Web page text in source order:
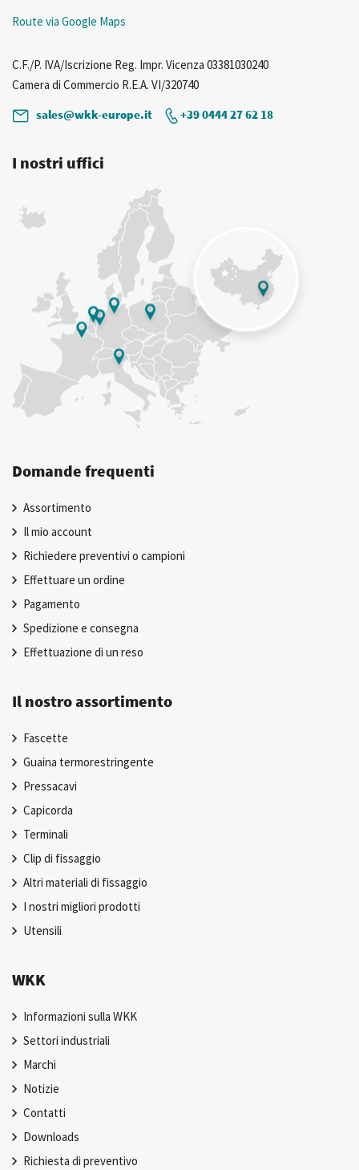
Route via Google Maps
C.F./P. IVA/Iscrizione Reg. Impr. Vicenza 03381030240
Camera di Commercio R.E.A. VI/320740
sales@wkk-europe.it
+39 0444 27 62 18
I nostri uffici
Domande frequenti
Assortimento
Il mio account
Richiedere preventivi o campioni
Effettuare un ordine
Pagamento
Spedizione e consegna
Effettuazione di un reso
Il nostro assortimento
Fascette
Guaina termorestringente
Pressacavi
Capicorda
Terminali
Clip di fissaggio
Altri materiali di fissaggio
I nostri migliori prodotti
Utensili
WKK
Informazioni sulla WKK
Settori industriali
Marchi
Notizie
Contatti
Downloads
Richiesta di preventivo